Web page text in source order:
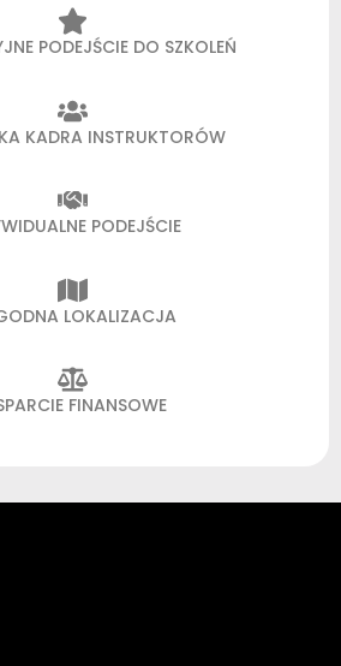
PODEJŚCIE DO SZKOLEŃ
KADRA INSTRUKTORÓW
PODEJŚCIE
LOKALIZACJA
FINANSOWE